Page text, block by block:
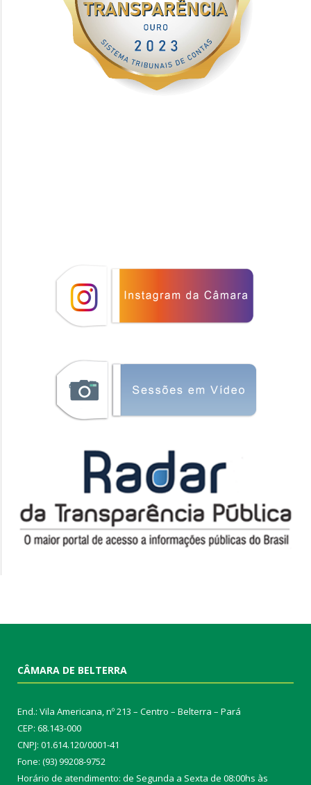
CÂMARA DE BELTERRA
End.: Vila Americana, nº 213 – Centro – Belterra – Pará
CEP: 68.143-000
CNPJ: 01.614.120/0001-41
Fone: (93) 99208-9752
Horário de atendimento: de Segunda a Sexta de 08:00hs às